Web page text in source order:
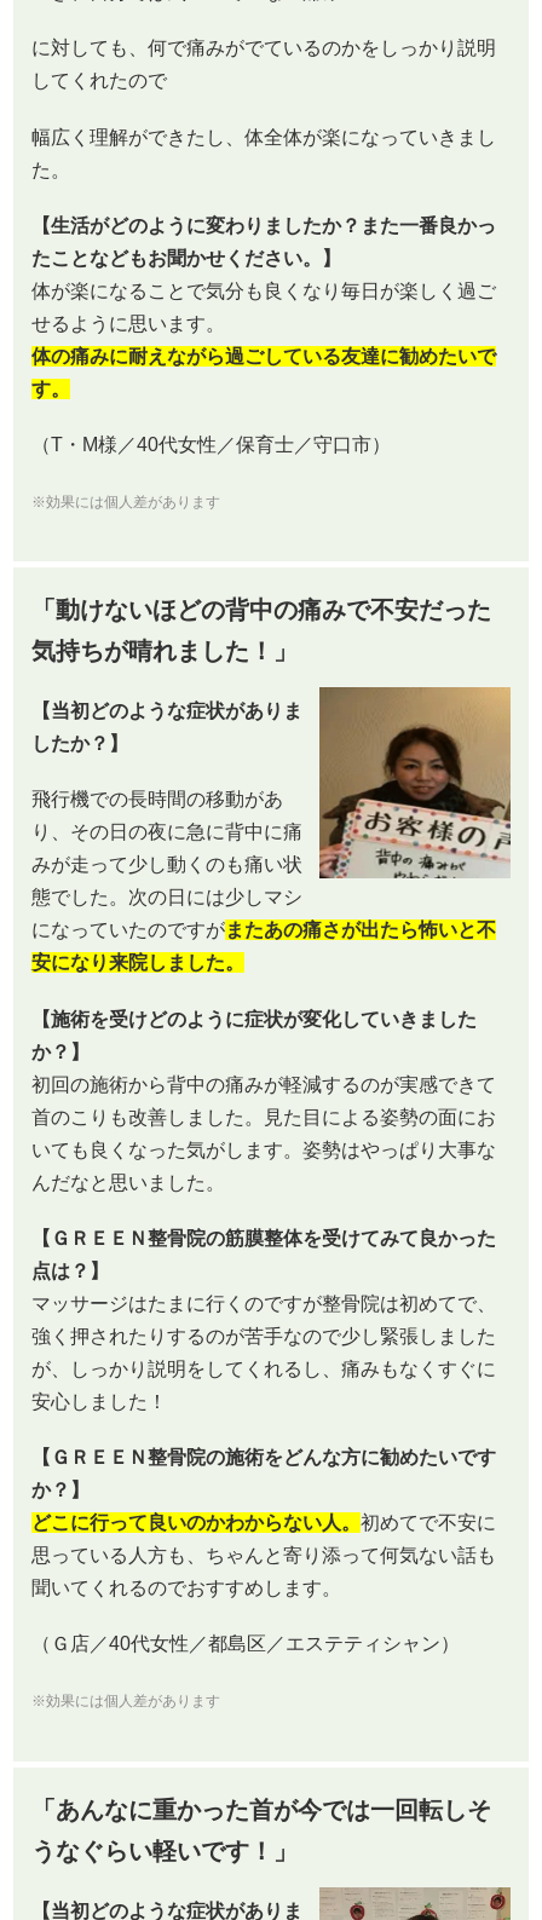
に対しても、何で痛みがでているのかをしっかり説明
してくれたので
幅広く理解ができたし、体全体が楽になっていきまし
た。
【生活がどのように変わりましたか？また一番良かっ
たことなどもお聞かせください。】
体が楽になることで気分も良くなり毎日が楽しく過ご
せるように思います。
体の痛みに耐えながら過ごしている友達に勧めたいで
す。
（T・M様／40代女性／保育士／守口市）
※効果には個人差があります
「動けないほどの背中の痛みで不安だった
気持ちが晴れました！」
【当初どのような症状がありま
したか？】
飛行機での長時間の移動があ
り、その日の夜に急に背中に痛
みが走って少し動くのも痛い状
態でした。次の日には少しマシ
になっていたのですがまたあの痛さが出たら怖いと不
安になり来院しました。
【施術を受けどのように症状が変化していきました
か？】
初回の施術から背中の痛みが軽減するのが実感できて
首のこりも改善しました。見た目による姿勢の面にお
いても良くなった気がします。姿勢はやっぱり大事な
んだなと思いました。
【ＧＲＥＥＮ整骨院の筋膜整体を受けてみて良かった
点は？】
マッサージはたまに行くのですが整骨院は初めてで、
強く押されたりするのが苦手なので少し緊張しました
が、しっかり説明をしてくれるし、痛みもなくすぐに
安心しました！
【ＧＲＥＥＮ整骨院の施術をどんな方に勧めたいです
か？】
どこに行って良いのかわからない人。 初めてで不安に
思っている人方も、ちゃんと寄り添って何気ない話も
聞いてくれるのでおすすめします。
（Ｇ店／40代女性／都島区／エステティシャン）
※効果には個人差があります
「あんなに重かった首が今では一回転しそ
うなぐらい軽いです！」
【当初どのような症状がありま